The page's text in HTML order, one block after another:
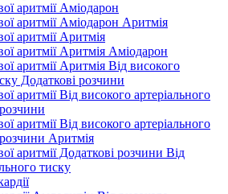
аритмії Аміодарон
аритмії Аміодарон Аритмія
аритмії Аритмія
аритмії Аритмія Аміодарон
аритмії Аритмія Від високого
Додаткові розчини
аритмії Від високого артеріального
аритмії Від високого артеріального
Аритмія
аритмії Додаткові розчини Від
тиску